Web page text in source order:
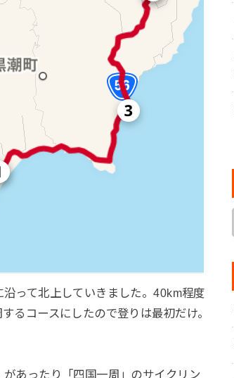
って北上していきました。40km程度
るコースにしたので登りは最初だけ。
あったり「四国一周」のサイクリン